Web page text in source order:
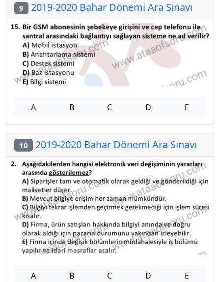
9 2019-2020 Bahar Dönemi Ara Sınavı
A B C D E
10 2019-2020 Bahar Dönemi Ara Sınavı
A B C D E